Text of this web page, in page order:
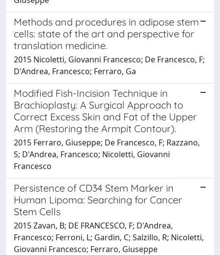
Methods and procedures in adipose stem
cells: state of the art and perspective for
translation medicine.
2015 Nicoletti, Giovanni Francesco; De Francesco, F;
D'Andrea, Francesco; Ferraro, Ga
Modified Fish-Incision Technique in
Brachioplasty: A Surgical Approach to
Correct Excess Skin and Fat of the Upper
Arm (Restoring the Armpit Contour).
2015 Ferraro, Giuseppe; De Francesco, F; Razzano,
S; D'Andrea, Francesco; Nicoletti, Giovanni
Francesco
Persistence of CD34 Stem Marker in
Human Lipoma: Searching for Cancer
Stem Cells
2015 Zavan, B; DE FRANCESCO, F; D'Andrea,
Francesco; Ferroni, L; Gardin, C; Salzillo, R; Nicoletti,
Giovanni Francesco; Ferraro, Giuseppe